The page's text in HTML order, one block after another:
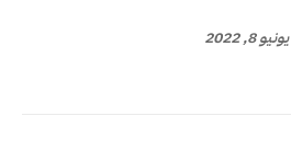
يونيو 8, 2022